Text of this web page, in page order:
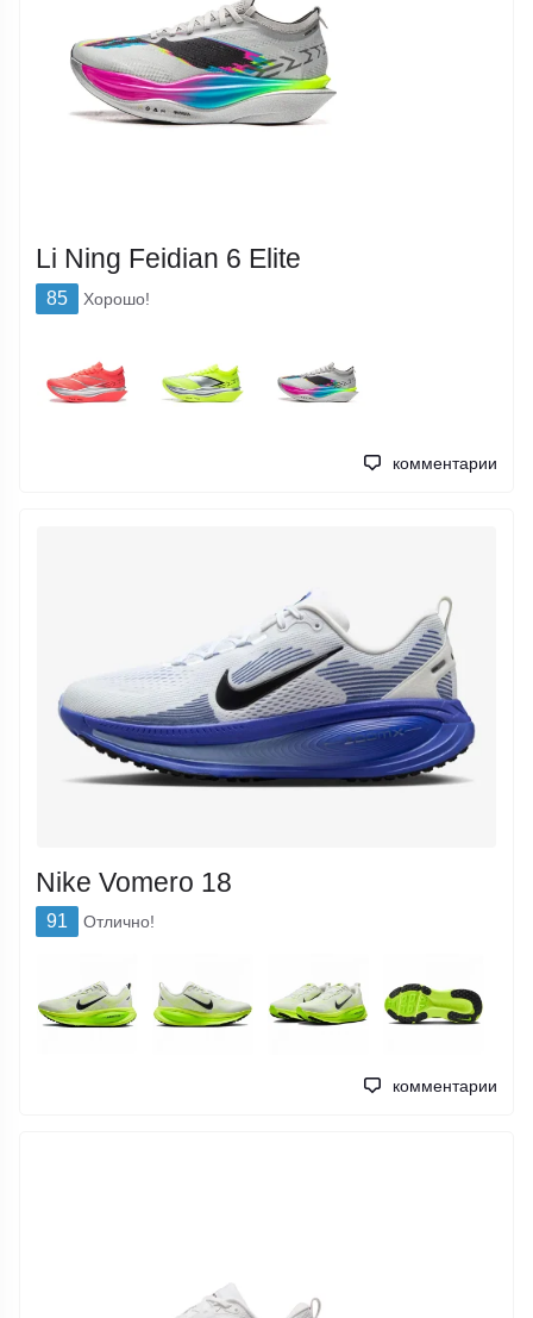
Li Ning Feidian 6 Elite
85 Хорошо!
комментарии
Nike Vomero 18
91 Отлично!
комментарии